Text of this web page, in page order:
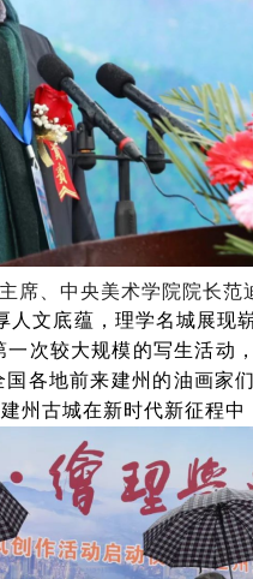
席、中央美术学院院长范
文底蕴，理学名城展现
次较大规模的写生活动
各地前来建州的油画家
州古城在新时代新征程中